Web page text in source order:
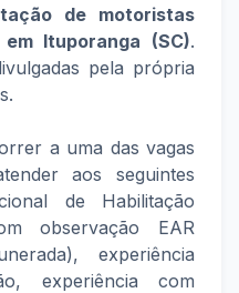
de motoristas
Ituporanga (SC).
pela própria
a uma das vagas
aos seguintes
de Habilitação
observação EAR
experiência
experiência com